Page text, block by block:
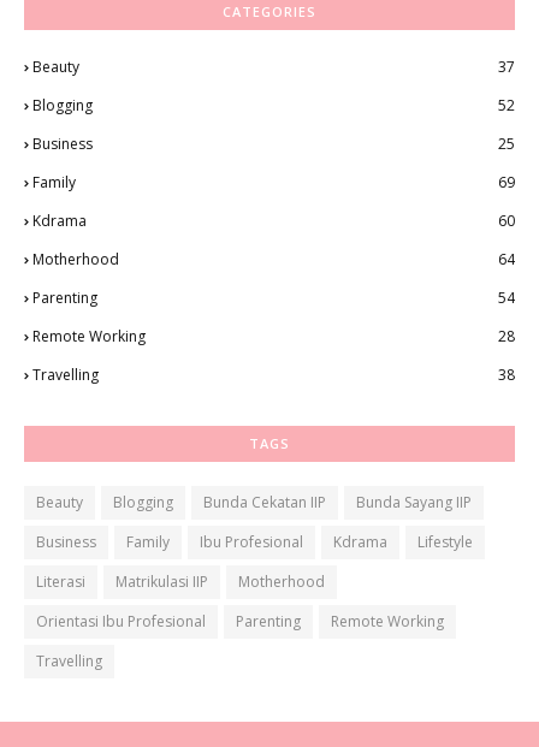
CATEGORIES
Beauty
37
Blogging
52
Business
25
Family
69
Kdrama
60
Motherhood
64
Parenting
54
Remote Working
28
Travelling
38
TAGS
Beauty Blogging Bunda Cekatan IIP
Bunda Sayang IIP
Business
Family Ibu Profesional Kdrama
Lifestyle
Literasi
Matrikulasi IIP
Motherhood
Orientasi Ibu Profesional
Parenting
Remote Working
Travelling